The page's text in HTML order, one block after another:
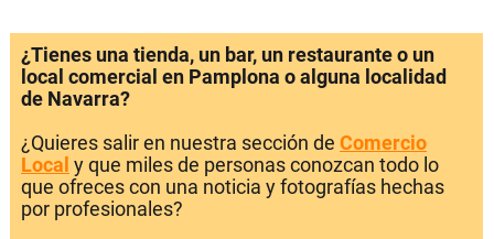
¿Tienes una tienda, un bar, un restaurante o un
local comercial en Pamplona o alguna localidad
de Navarra?
¿Quieres salir en nuestra sección de Comercio
Local y que miles de personas conozcan todo lo
que ofreces con una noticia y fotografías hechas
por profesionales?